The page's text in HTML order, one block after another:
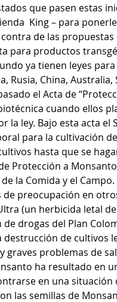
que pasen estas
King – para
de las
para productos
ya tienen leyes
Rusia, China, Australia,
el Acta de
cuando ellos
la ley. Bajo esta acta el
para la cultivación
hasta que se
Protección a
la Comida y el Campo.
preocupación en
(un herbicida letal
drogas del Plan
de cultivos
graves problemas de
ha resultado en
en una
las semillas de